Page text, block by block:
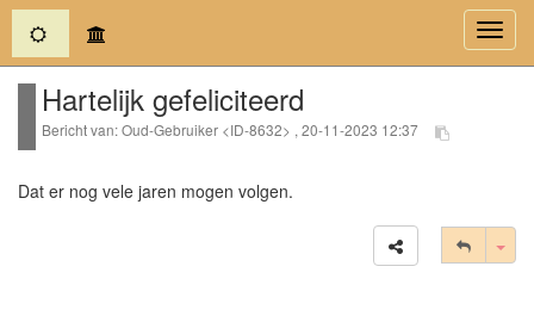
(current)
Hartelijk gefeliciteerd
Bericht van: Oud-Gebruiker <ID-8632> , 20-11-2023 12:37
Dat er nog vele jaren mogen volgen.